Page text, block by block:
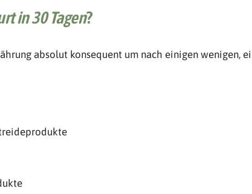
in 30 Tagen?
absolut konsequent um nach einigen wenigen,